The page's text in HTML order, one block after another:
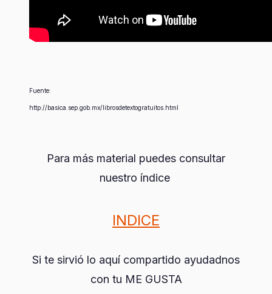
Fuente:
http://basica.sep.gob.mx/librosdetextogratuitos.html
Para más material puedes consultar
nuestro índice
INDICE
Si te sirvió lo aquí compartido ayudadnos
con tu ME GUSTA